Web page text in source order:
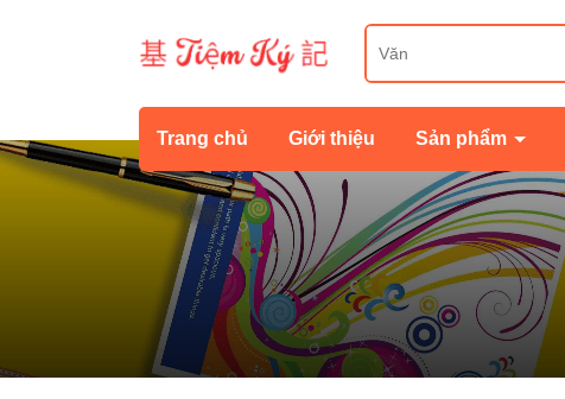
Trang chủ Giới thiệu Sản phẩm